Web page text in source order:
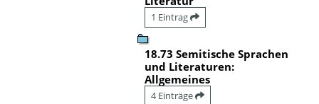
1 Eintrag
18.73 Semitische Sprachen
und Literaturen:
Allgemeines
4 Einträge